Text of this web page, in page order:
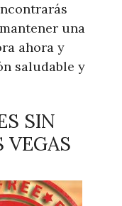
una
ahora y
saludable y
SIN
VEGAS